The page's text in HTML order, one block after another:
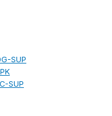
SUP
SUP